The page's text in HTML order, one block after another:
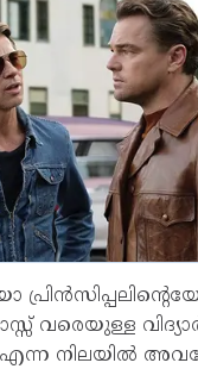
വരെയുള്ള
നിലയിൽ